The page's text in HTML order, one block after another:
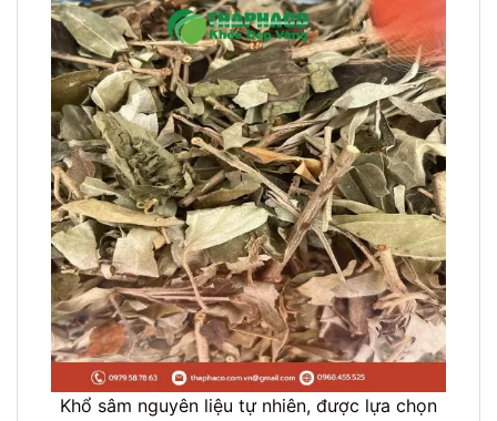
Khổ sâm nguyên liệu tự nhiên, được lựa chọn